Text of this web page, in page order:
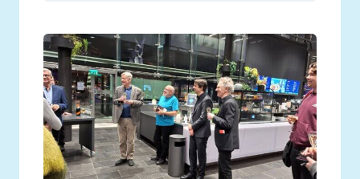
2026